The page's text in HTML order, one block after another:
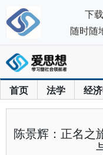
首页 法学 经
陈景辉：正名之
下
随时随